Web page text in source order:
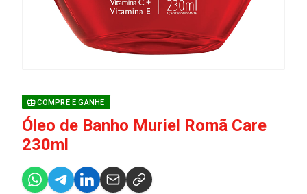
COMPRE E GANHE
Óleo de Banho Muriel Romã Care
230ml